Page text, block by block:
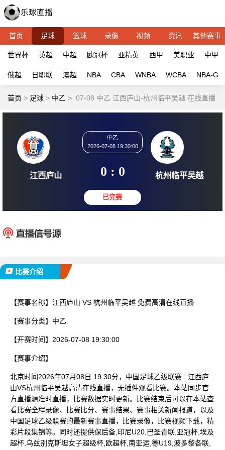
首页 足球 篮球 录像 视频 资讯 其他赛事
世界杯 英超 中超 欧冠杯 亚精英 西甲 美职业 中甲
俄超 日职联 澳超 NBA CBA WNBA WCBA NBA-G
首页 > 足球 > 中乙 > 07-08 中乙 江西庐山-杭州临平吴越 在线直播
江西庐山
2026-07-08 19:30:00
0 : 0 杭州临
比赛介绍
【赛事名称】 江西庐山 VS 杭州临平吴越 免费高清在线直播
【赛事分类】 中乙
【开赛时间】 2026-07-08 19:30:00
【赛事介绍】
北京时间2026年07月08日 19:30分，中国足球乙级联赛 : 江西庐
山VS杭州临平吴越高清在线直播，无插件观看比赛。本站同步官
方直播源准时直播，比赛数据实时更新。比赛结束后可以在本站查
看比赛全程录像、比赛比分、赛事结果、赛事相关新闻报道，以及
中国足球乙级联赛的最新赛事直播，比赛录像，比赛视频下载，精
彩片段集锦等。同时还提供保后备,印尼U20,巴圣青联,亚冠杯,埃及
超杯,乌兹别克斯坦女子超级杯,欧超杯,南亚运,德U19,波多黎各联,